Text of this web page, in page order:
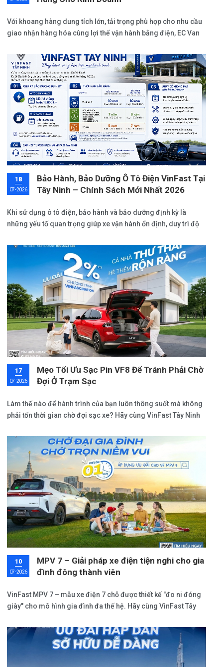
Với khoang hàng dung tích lớn, tải trọng phù hợp cho nhu cầu
giao nhận hàng hóa cùng lợi thế vận hành bằng điện, EC Van
chuyển nội đô.
18
07-2026
Bảo Hành, Bảo Dưỡng Ô Tô Điện VinFast Tại
Tây Ninh – Chính Sách Mới Nhất 2026
Khi sử dụng ô tô điện, bảo hành và bảo dưỡng định kỳ là
những yếu tố quan trọng giúp xe vận hành ổn định, duy trì độ
dụng.
17
07-2026
Mẹo Tối Ưu Sạc Pin VF8 Để Tránh Phải Chờ
Đợi Ở Trạm Sạc
Làm thế nào để hành trình của bạn luôn thông suốt mà không
phải tốn thời gian chờ đợi sạc xe? Hãy cùng VinFast Tây Ninh
làm chủ công nghệ sạc pin, đồng thời cập nhật chi tiết về giá
lăn bánh VF8 mới nhất với nhiều ưu đãi hấp dẫn ngay trong bài
viết này.
10
07-2026
MPV 7 – Giải pháp xe điện tiện nghi cho gia
đình đông thành viên
VinFast MPV 7 – mẫu xe điện 7 chỗ được thiết kế "đo ni đóng
giày" cho mô hình gia đình đa thế hệ. Hãy cùng VinFast Tây
đồng hành điểm 10 cho tổ ấm của bạn và cập nhật bảng giá
lăn bánh MPV 7 mới nhất.